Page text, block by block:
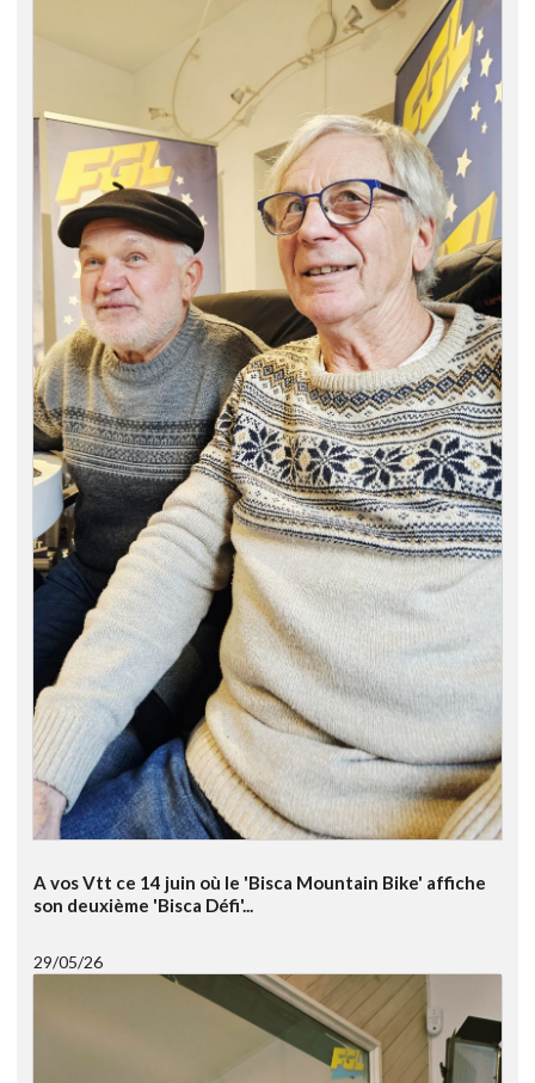
A vos Vtt ce 14 juin où le 'Bisca Mountain Bike' affiche
son deuxième 'Bisca Défi'...
29/05/26